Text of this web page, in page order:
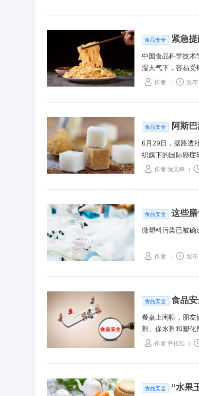
食品安全 紧急
中国食品科学技术
湿天气下，容易受
亡。 作者: 发
食品安全 阿斯
6月29日，据路透
织旗下的国际癌症
作者:阮光锋
食品安全 这些
微塑料污染已被确
作者: 发
食品安全 食品
餐桌上闲聊，朋友
剂、保水剂和塑化
《阿斯巴甜致癌
作者:尹传红
食品安全 “水果